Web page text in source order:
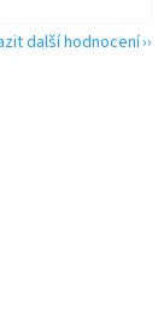
další hodnocení